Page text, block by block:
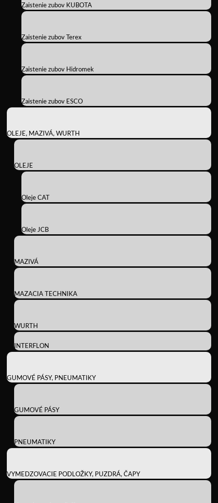
Zaistenie zubov KUBOTA
Zaistenie zubov Terex
Zaistenie zubov Hidromek
Zaistenie zubov ESCO
OLEJE, MAZIVÁ, WURTH
OLEJE
Oleje CAT
Oleje JCB
MAZIVÁ
MAZACIA TECHNIKA
WURTH
INTERFLON
GUMOVÉ PÁSY, PNEUMATIKY
GUMOVÉ PÁSY
PNEUMATIKY
VYMEDZOVACIE PODLOŽKY, PUZDRÁ, ČAPY